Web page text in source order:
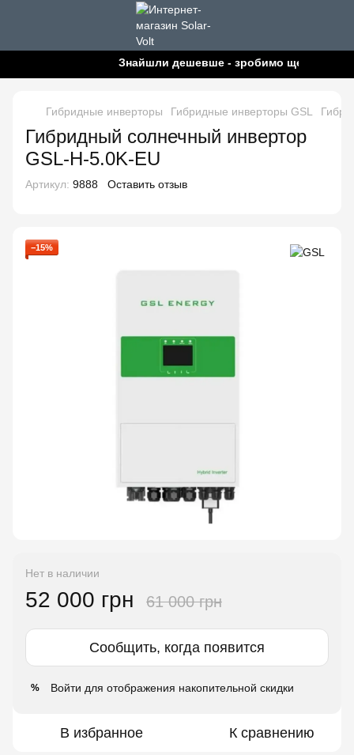
Знайшли дешевше - зробимо ще дешевше!
Гибридные инверторы Гибридные инверторы GSL
Гибридный солнечный инвертор
GSL-H-5.0K-EU
Артикул: 9888 Оставить отзыв
−15%
Нет в наличии
52 000 грн 61 000 грн
Сообщить, когда появится
% Войти для отображения накопительной скидки
В избранное К сравнению